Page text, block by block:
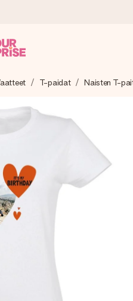
lähetämme sen hetkessä,
perusteella)
arvosana on 4,8 Google
T-paidat Naisten T-